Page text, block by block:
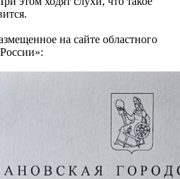
на сайте областного